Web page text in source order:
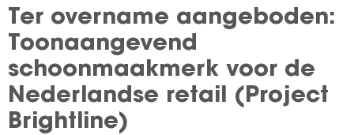
Ter overname aangeboden:
Toonaangevend
schoonmaakmerk voor de
Nederlandse retail (Project
Brightline)